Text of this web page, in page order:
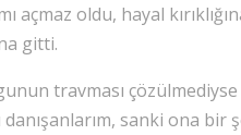
açmaz oldu, hayal
gitti.
travması
sanki ona bir